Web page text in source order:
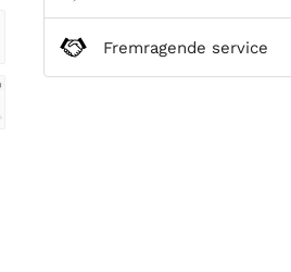
Fremragende service